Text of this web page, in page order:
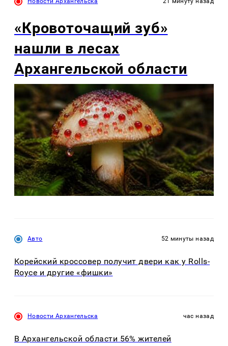
«Кровоточащий зуб»
нашли в лесах
Архангельской области
Авто 52 минуты назад
Корейский кроссовер получит двери как у Rolls-
Royce и другие «фишки»
Новости Архангельска час назад
В Архангельской области 56% жителей